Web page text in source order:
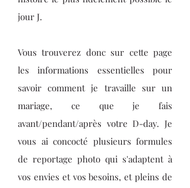
jour J.
​Vous trouverez donc sur cette page
les informations essentielles pour
savoir comment je travaille sur un
mariage, ce que je fais
avant/pendant/après votre D-day. Je
vous ai concocté plusieurs formules
de reportage photo qui s'adaptent à
vos envies et vos besoins, et pleins de